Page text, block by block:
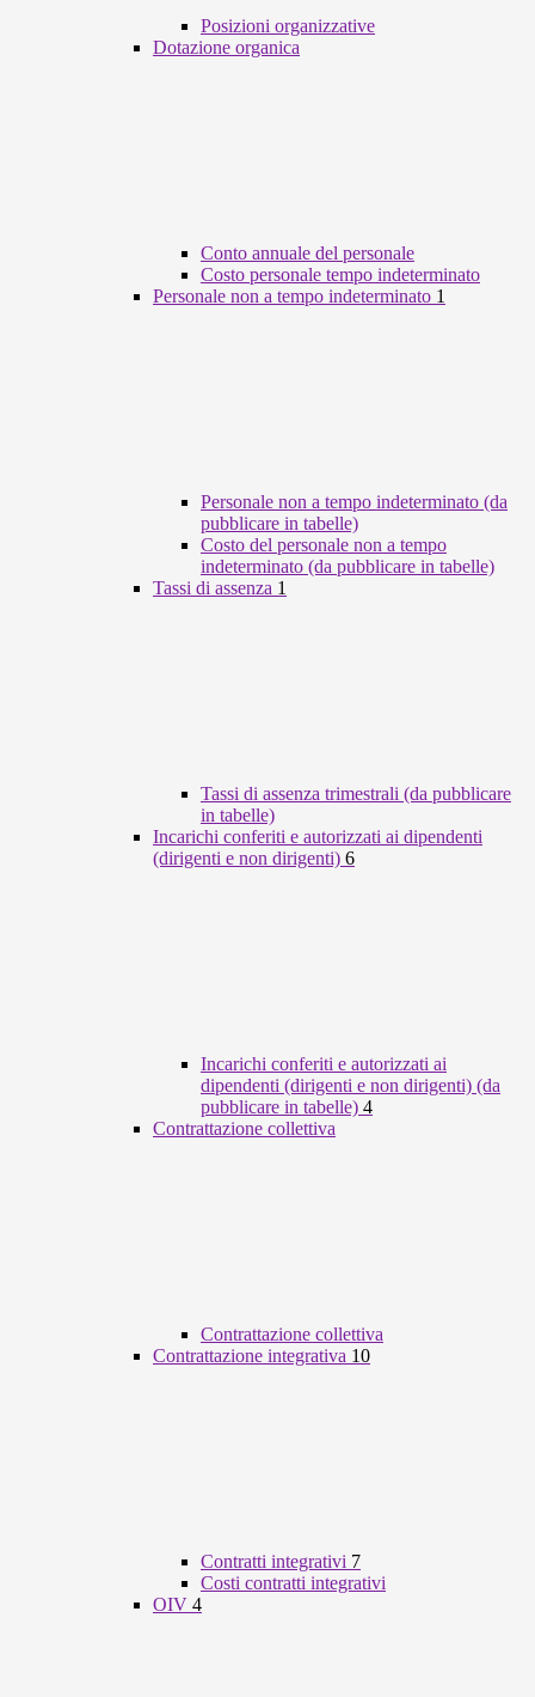
Posizioni organizzative
Dotazione organica
Conto annuale del personale
Costo personale tempo indeterminato
Personale non a tempo indeterminato 1
Personale non a tempo indeterminato (da
pubblicare in tabelle)
Costo del personale non a tempo
indeterminato (da pubblicare in tabelle)
Tassi di assenza 1
Tassi di assenza trimestrali (da pubblicare
in tabelle)
Incarichi conferiti e autorizzati ai dipendenti
(dirigenti e non dirigenti) 6
Incarichi conferiti e autorizzati ai
dipendenti (dirigenti e non dirigenti) (da
pubblicare in tabelle) 4
Contrattazione collettiva
Contrattazione collettiva
Contrattazione integrativa 10
Contratti integrativi 7
Costi contratti integrativi
OIV 4